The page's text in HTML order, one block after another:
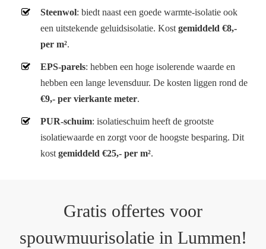
Steenwol: biedt naast een goede warmte-isolatie ook
een uitstekende geluidsisolatie. Kostgemiddeld €8,-
per m².
EPS-parels: hebben een hoge isolerende waarde en
hebben een lange levensduur. De kosten liggen rond de
€9,- per vierkante meter.
PUR-schuim: isolatieschuim heeft de grootste
isolatiewaarde en zorgt voor de hoogste besparing. Dit
kostgemiddeld €25,- per m².
Gratis offertes voor
spouwmuurisolatie in Lummen!